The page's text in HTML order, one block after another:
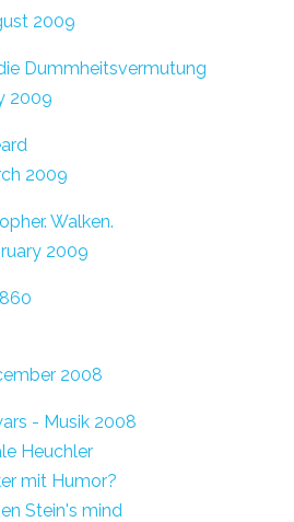
2009
Dummheitsvermutung
2009
2009
Walken.
2009
2008
- Musik 2008
Heuchler
mit Humor?
Stein's mind